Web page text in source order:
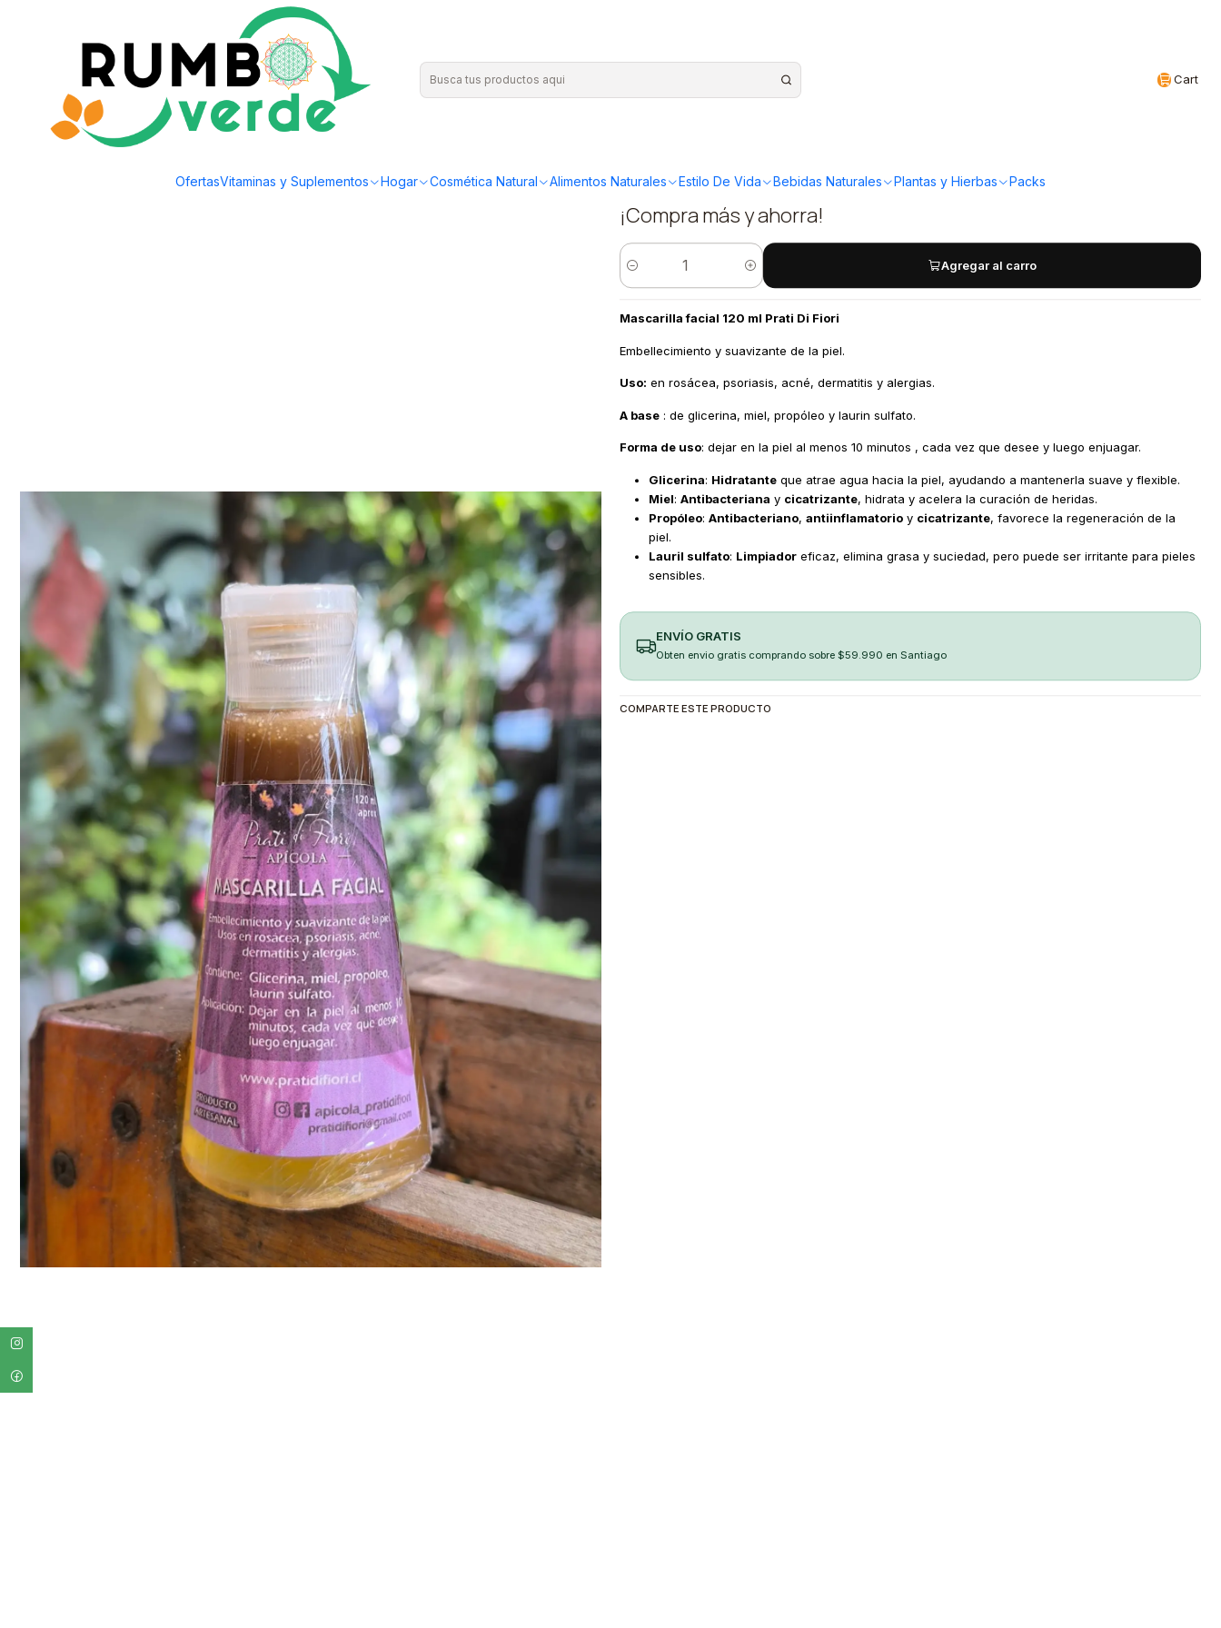
Cart
OfertasVitaminas y Suplementos Hogar Cosmética Natural Alimentos Naturales Estilo De Vida Bebidas Naturales Plantas y Hierbas Packs
Envío gratis por compras sobre los 59.990 en la provincia de Santiago
Natural Cosmetics Skin Care Mascarilla facial 120 ml Prati Di Fiori
Fiori
¡Compra más y ahorra!
Quantity
Agregar al carro
Mascarilla facial 120 ml Prati Di Fiori
Embellecimiento y suavizante de la piel.
Uso: en rosácea, psoriasis, acné, dermatitis y alergias.
A base: de glicerina, miel, propóleo y laurin sulfato.
Forma de uso: dejar en la piel al menos 10 minutos , cada vez que desee y luego enjuagar.
Glicerina: Hidratanteque atrae agua hacia la piel, ayudando a mantenerla suave y flexible.
Miel: Antibacteriana y cicatrizante, hidrata y acelera la curación de heridas.
Propóleo: Antibacteriano, antiinflamatorioy cicatrizante, favorece la regeneración de la
piel.
Lauril sulfato: Limpiadoreficaz, elimina grasa y suciedad, pero puede ser irritante para pieles
sensibles.
ENVÍO GRATIS
Obten envio gratis comprando sobre $59.990 en Santiago
COMPARTE ESTE PRODUCTO